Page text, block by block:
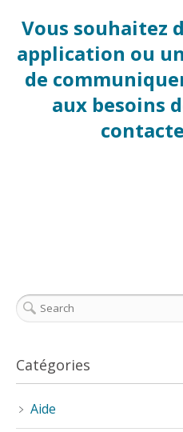
Vous souhaitez
application ou
de
aux besoins
Catégories
Aide